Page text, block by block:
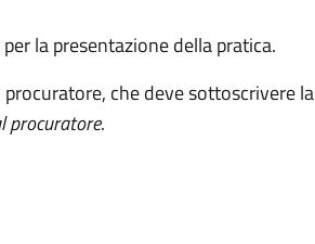
la presentazione della pratica.
che deve sottoscrivere la
procuratore.